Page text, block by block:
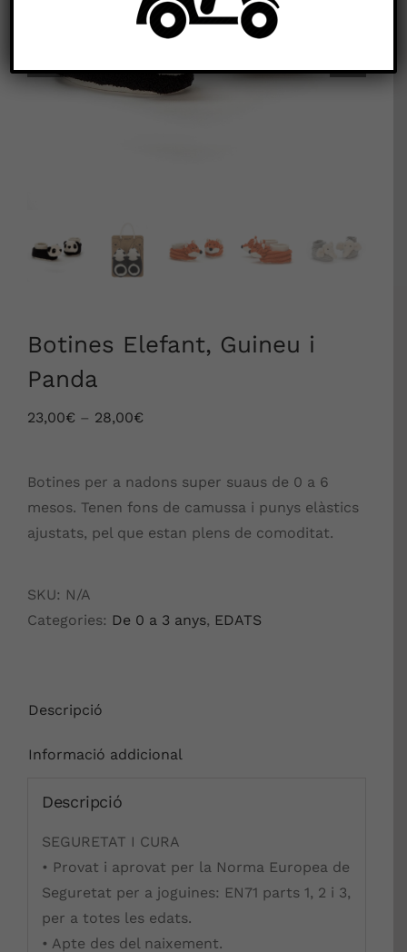
Botines Elefant, Guineu i
Panda
23,00€ – 28,00€
Botines per a nadons super suaus de 0 a 6
mesos. Tenen fons de camussa i punys elàstics
ajustats, pel que estan plens de comoditat.
SKU: N/A
Categories: De 0 a 3 anys, EDATS
Descripció
Informació addicional
Descripció
SEGURETAT I CURA
• Provat i aprovat per la Norma Europea de
Seguretat per a joguines: EN71 parts 1, 2 i 3,
per a totes les edats.
• Apte des del naixement.